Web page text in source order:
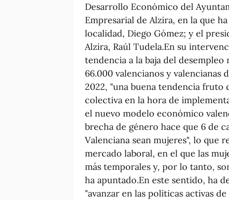
Desarrollo Económico del
Empresarial de Alzira, en la que
localidad, Diego Gómez; y el
Alzira, Raúl Tudela.En su
tendencia a la baja del
66.000 valencianos y valencianas
2022, "una buena tendencia
colectiva en la hora de
el nuevo modelo económico
brecha de género hace que 6 de
Valenciana sean mujeres", lo que
mercado laboral, en el que las
más temporales y, por lo tanto,
ha apuntado.En este sentido, ha
"avanzar en las políticas activas